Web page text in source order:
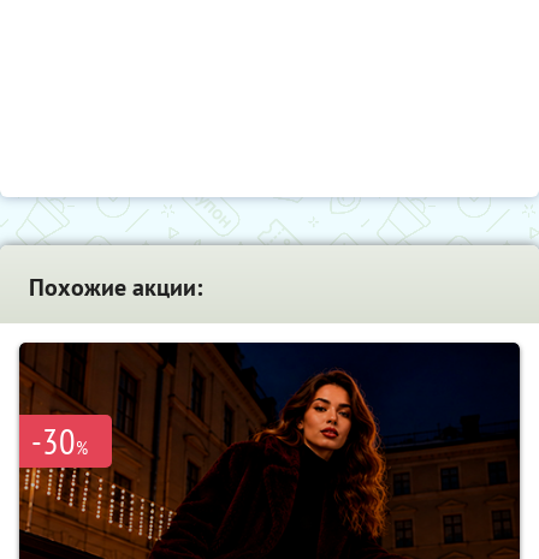
Похожие акции:
-30%